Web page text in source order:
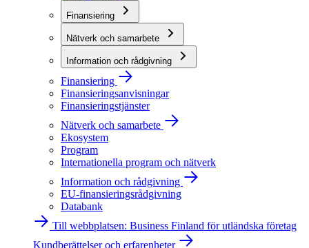
Finansiering
Nätverk och samarbete
Information och rådgivning
Finansiering
Finansieringsanvisningar
Finansieringstjänster
Nätverk och samarbete
Ekosystem
Program
Internationella program och nätverk
Information och rådgivning
EU-finansieringsrådgivning
Databank
Till webbplatsen: Business Finland för utländska företag
Kundberättelser och erfarenheter